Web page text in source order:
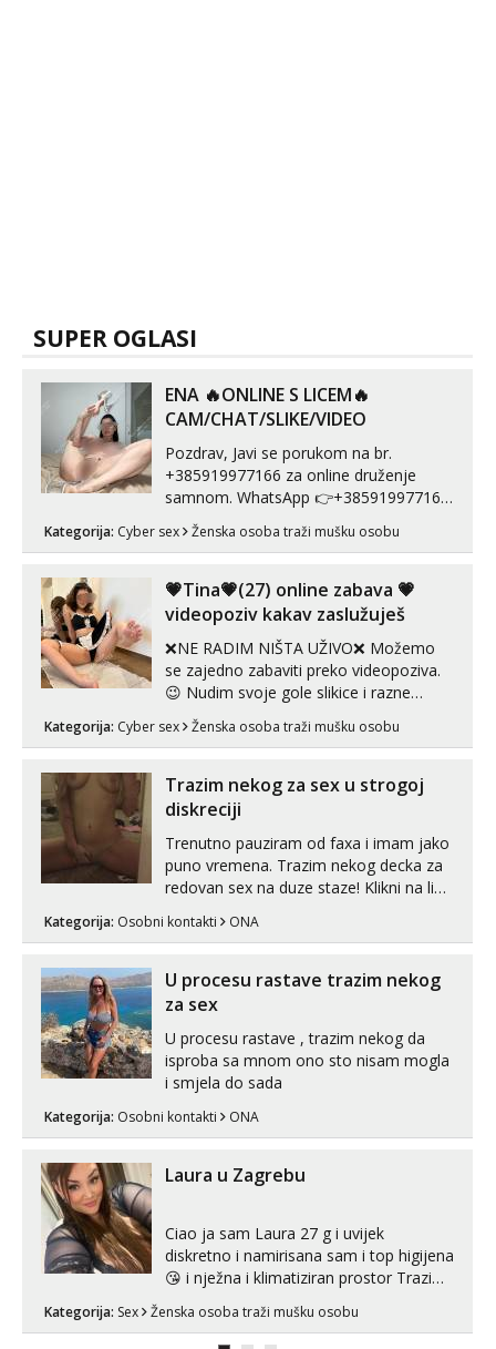
SUPER OGLASI
ENA 🔥ONLINE S LICEM🔥
CAM/CHAT/SLIKE/VIDEO
Pozdrav, Javi se porukom na br.
+385919977166 za online druženje
samnom. WhatsApp 👉+385919977166
Telegram 👉@enafriedrichkis Radim
videopozive s licem, solo i s partnerom,
kombinacije halteri, haljine, štikle,
samostojeće itd. Nudim svakakva videa
seksa, puš...
Kategorija: Cyber sex Ženska osoba traži mušku osobu
💗Tina💗(27) online zabava 💗
videopoziv kakav zaslužuješ
❌NE RADIM NIŠTA UŽIVO❌ Možemo
se zajedno zabaviti preko videopoziva.
😉 Nudim svoje gole slikice i razne
videouradke. 🤩 Za online zabavu pošalji
poruku na Whatsapp, Telegram ili Viber.
autentičnosti možeš me vidjeti na
videopozivu. 😉 S vama sam vec 5 ...
Kategorija: Cyber sex Ženska osoba traži mušku osobu
Trazim nekog za sex u strogoj
diskreciji
Trenutno pauziram od faxa i imam jako
puno vremena. Trazim nekog decka za
redovan sex na duze staze! Klikni na link
Kategorija: Osobni kontakti ONA
U procesu rastave trazim nekog
za sex
U procesu rastave , trazim nekog da
isproba sa mnom ono sto nisam mogla
i smjela do sada
Kategorija: Osobni kontakti ONA
Laura u Zagrebu
Ciao ja sam Laura 27 g i uvijek
diskretno i namirisana sam i top higijena
😘 i nježna i klimatiziran prostor Trazim
Pusenje i gutanje sperme Erotsko rublje
imam uvijek Lizati me mozes i ljubiti po
Kategorija: Sex Ženska osoba traži mušku osobu